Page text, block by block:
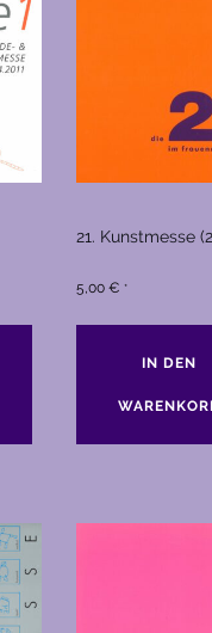
21. Kunstmesse
5,00 € *
IN DEN